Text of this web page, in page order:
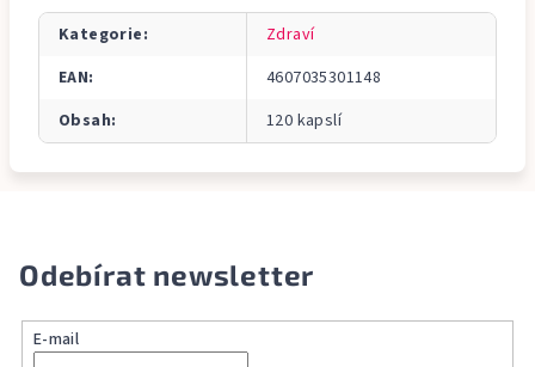
Kategorie:
Zdraví
EAN:
4607035301148
Obsah: 120 kapslí
Odebírat newsletter
E-mail